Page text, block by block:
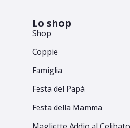
Lo shop
Shop
Coppie
Famiglia
Festa del Papà
Festa della Mamma